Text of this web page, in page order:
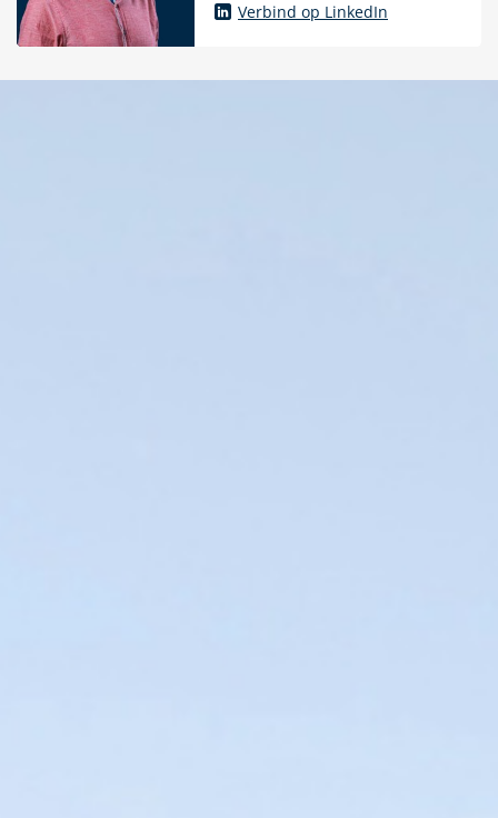
Verbind op LinkedIn